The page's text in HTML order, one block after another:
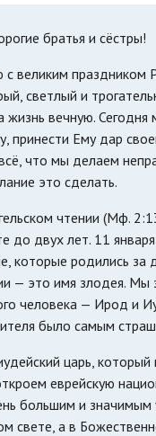
братья и сёстры!
с великим праздником
светлый и
вечную.
принести Ему дар
что мы делаем
это сделать.
чтении (Мф.
до двух лет. 11
которые родились
— это имя злодея. Мы
человека — Ирод и
было самым
царь,
еврейскую
большим и
свете, а в